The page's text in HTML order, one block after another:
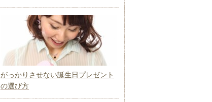
がっかりさせない誕生日プレゼント
の選び方